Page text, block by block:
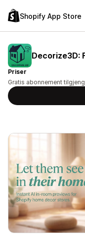
Shopify App Store
Decorize3D:
Priser
Gratis abonnement